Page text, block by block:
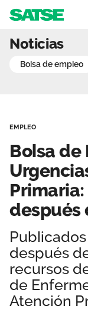
Delegados
Estructura
Secciones
Servicios
Ventajas
Actualidad
Temas
Sala de
Documentos
Publicaciones
Illes Balears
Bolsa
Noticias
bolsa de empleo
EMPLEO
Bolsa de
después
después
recursos
de
Atención